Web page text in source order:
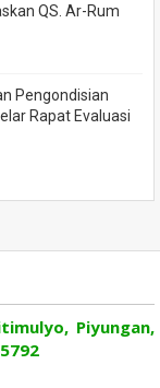
QS. Ar-Rum
Pengondisian
Rapat Evaluasi
Piyungan,